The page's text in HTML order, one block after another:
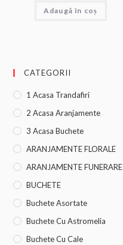
Adaugă în coș
CATEGORII
1 Acasa Trandafiri
2 Acasa Aranjamente
3 Acasa Buchete
ARANJAMENTE FLORALE
ARANJAMENTE FUNERARE
BUCHETE
Buchete Asortate
Buchete Cu Astromelia
Buchete Cu Cale